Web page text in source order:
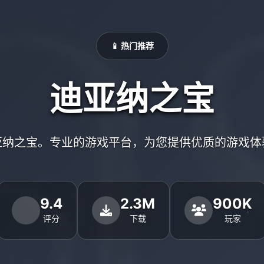
📱 热门推荐
迪亚纳之宝
之宝。专业的游戏平台，为您提供优质的游戏
9.4
评分
2.3M
下载
900K
玩家